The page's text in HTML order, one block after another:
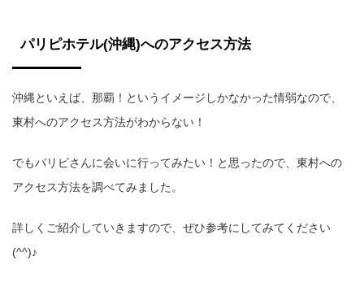
パリピホテル(沖縄)へのアクセス方法
沖縄といえば、那覇！というイメージしかなかった情弱なので、
東村へのアクセス方法がわからない！
でもパリピさんに会いに行ってみたい！と思ったので、東村への
アクセス方法を調べてみました。
詳しくご紹介していきますので、ぜひ参考にしてみてください
(^^)♪